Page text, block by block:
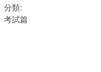
分類:
考試篇